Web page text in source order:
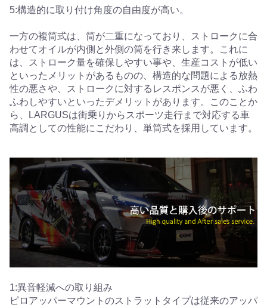
5:構造的に取り付け角度の自由度が高い。
一方の複筒式は、筒が二重になっており、ストロークに合
わせてオイルが内側と外側の筒を行き来します。これに
は、ストローク量を確保しやすい事や、生産コストが低い
といったメリットがあるものの、構造的な問題による放熱
性の悪さや、ストロークに対するレスポンスが悪く、ふわ
ふわしやすいといったデメリットがあります。このことか
ら、LARGUSは街乗りからスポーツ走行まで対応する車
高調としての性能にこだわり、単筒式を採用しています。
1:異音軽減への取り組み
ピロアッパーマウントのストラットタイプは従来のアッパ